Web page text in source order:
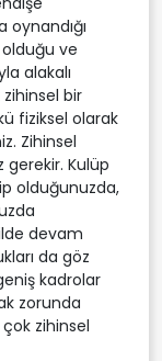
ve
alakalı
bir
fiziksel olarak
Zihinsel
gerekir. Kulüp
olduğunuzda,
devam
da göz
kadrolar
zorunda
çok zihinsel